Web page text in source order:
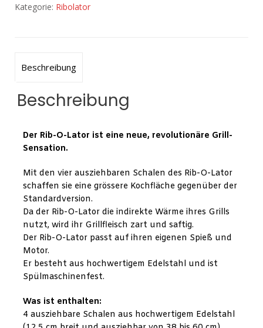
Kategorie: Ribolator
Beschreibung
Beschreibung
Der Rib-O-Lator ist eine neue, revolutionäre Grill-
Sensation.
Mit den vier ausziehbaren Schalen des Rib-O-Lator
schaffen sie eine grössere Kochfläche gegenüber der
Standardversion.
Da der Rib-O-Lator die indirekte Wärme ihres Grills
nutzt, wird ihr Grillfleisch zart und saftig.
Der Rib-O-Lator passt auf ihren eigenen Spieß und
Motor.
Er besteht aus hochwertigem Edelstahl und ist
Spülmaschinenfest.
Was ist enthalten:
4 ausziehbare Schalen aus hochwertigem Edelstahl